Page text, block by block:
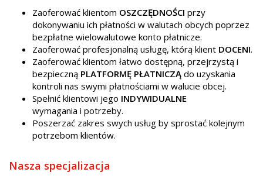
Zaoferować klientom OSZCZĘDNOŚCI przy
dokonywaniu ich płatności w walutach obcych poprzez
bezpłatne wielowalutowe konto płatnicze.
Zaoferować profesjonalną usługę, którą klient DOCENI.
Zaoferować klientom łatwo dostępną, przejrzystą i
bezpieczną PLATFORMĘ PŁATNICZĄ do uzyskania
kontroli nas swymi płatnościami w walucie obcej.
Spełnić klientowi jego INDYWIDUALNE
wymagania i potrzeby.
Poszerzać zakres swych usług by sprostać kolejnym
potrzebom klientów.
Nasza specjalizacja